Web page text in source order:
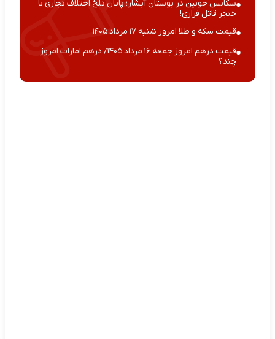
سکانس خونین در بوستان آبشار؛ پایان تلخ اختلاف تجاری با
خنجر قاتل فراری!
قیمت سکه و طلا امروز شنبه ۱۷ مرداد ۱۴۰۵
قیمت درهم امروز جمعه ۱۶ مرداد ۱۴۰۵/ درهم امارات امروز
چند؟